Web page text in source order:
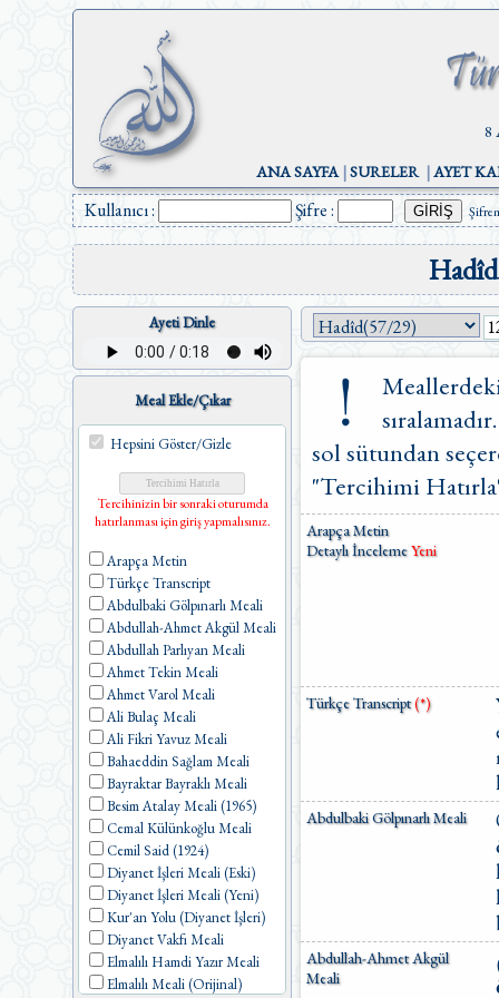
8
ANA SAYFA|SURELER|AYET
Kullanıcı : Şifre :
Ayeti Dinle
Meal Ekle/Çıkar
Hepsini Göster/Gizle
Tercihinizin bir sonraki oturumda
hatırlanması için giriş yapmalısınız.
Arapça Metin
Türkçe Transcript
Abdulbaki Gölpınarlı Meali
Abdullah-Ahmet Akgül Meali
Abdullah Parlıyan Meali
Ahmet Tekin Meali
Ahmet Varol Meali
Ali Bulaç Meali
Ali Fikri Yavuz Meali
Bahaeddin Sağlam Meali
Bayraktar Bayraklı Meali
Besim Atalay Meali (1965)
Cemal Külünkoğlu Meali
Cemil Said (1924)
Diyanet İşleri Meali (Eski)
Diyanet İşleri Meali (Yeni)
Kur'an Yolu (Diyanet İşleri)
Diyanet Vakfı Meali
Elmalılı Hamdi Yazır Meali
Elmalılı Meali (Orijinal)
sol sütundan
"Tercihimi
Arapça Metin
Detaylı İncelemeYeni
Türkçe Transcript(*)
Abdulbaki Gölpınarlı Meali
Abdullah-Ahmet Akgül
Meali